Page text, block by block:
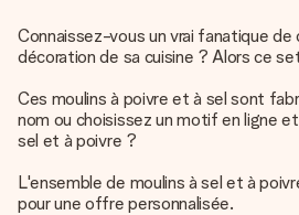
Connaissez-vous un vrai fanatique
décoration de sa cuisine ? Alors ce
Ces moulins à poivre et à sel sont
nom ou choisissez un motif en ligne
sel et à poivre ?
L'ensemble de moulins à sel et à
pour une offre personnalisée.